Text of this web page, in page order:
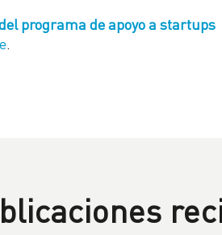
programa de apoyo a startups
.